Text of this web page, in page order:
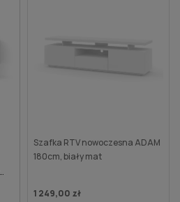
Szafka RTV nowoczesna ADAM
180cm, biały mat
1 249,00 zł